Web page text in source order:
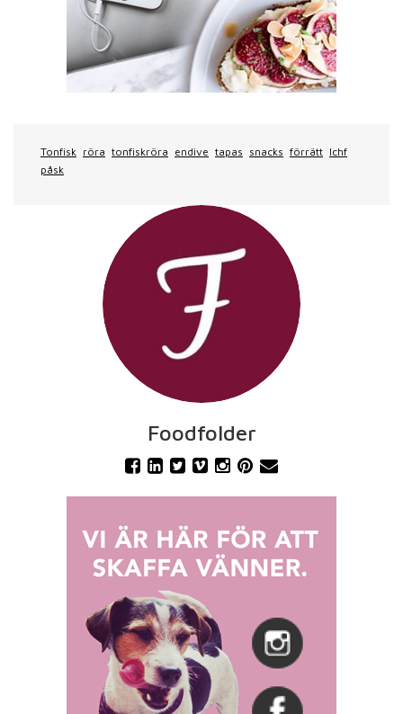
Tonfisk röra tonfiskröra endive tapas snacks förrätt lchf
påsk
Foodfolder